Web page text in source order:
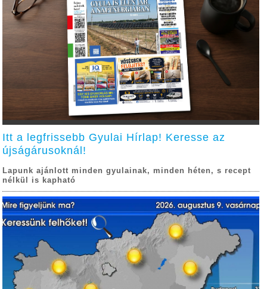
Itt a legfrissebb Gyulai Hírlap! Keresse az
újságárusoknál!
Lapunk ajánlott minden gyulainak, minden héten, s recept
nélkül is kapható